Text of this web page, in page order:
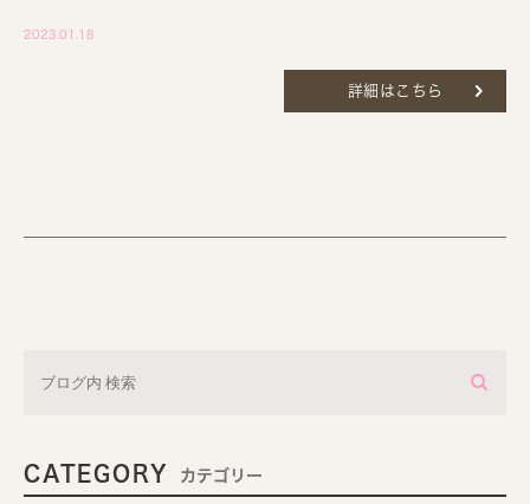
2023.01.18
詳細はこちら
CATEGORY カテゴリー